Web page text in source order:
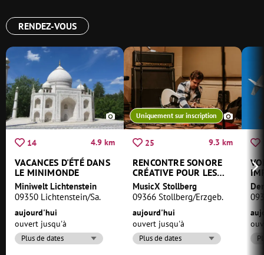
RENDEZ-VOUS
14 4.9 km
VACANCES D'ÉTÉ DANS
LE MINIMONDE
Miniwelt Lichtenstein
09350 Lichtenstein/Sa.
aujourd'hui
ouvert jusqu'à
Plus de dates
Uniquement sur inscription
25 9.3 km
RENCONTRE SONORE
CRÉATIVE POUR LES
JEUNES
MusicX Stollberg
09366 Stollberg/Erzgeb.
aujourd'hui
ouvert jusqu'à
Plus de dates